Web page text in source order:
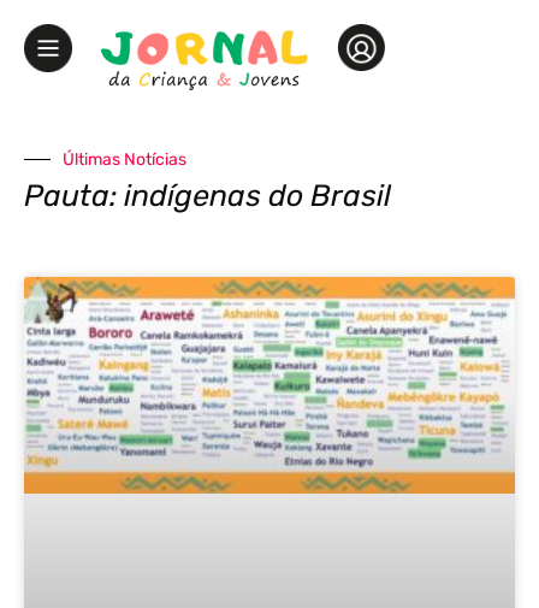
Últimas Notícias
Pauta: indígenas do Brasil